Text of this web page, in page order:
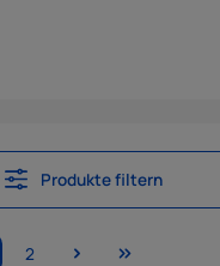
Produkte filtern
2